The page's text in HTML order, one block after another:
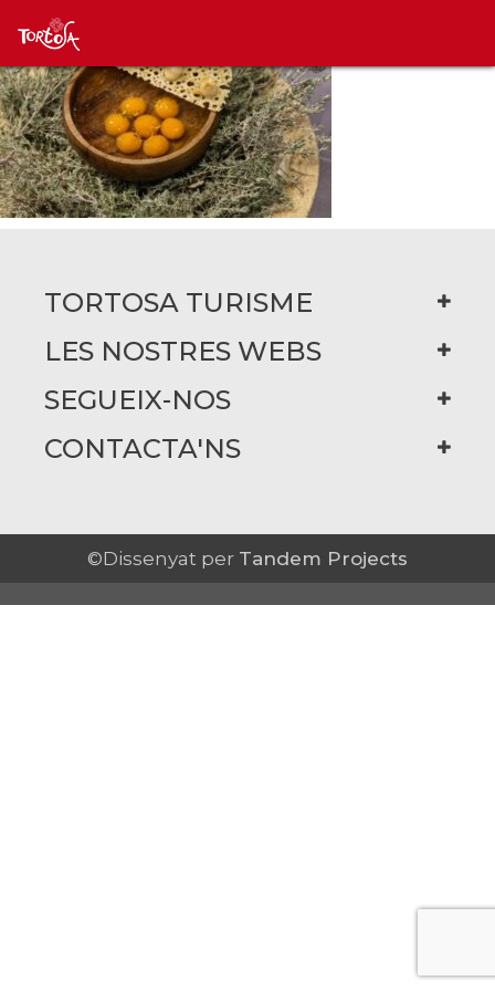
TORTOSA TURISME
LES NOSTRES WEBS
SEGUEIX-NOS
CONTACTA'NS
©Dissenyat per Tandem Projects